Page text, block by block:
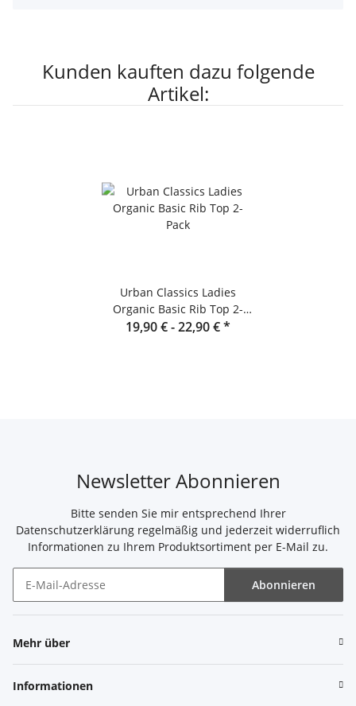
Kunden kauften dazu folgende
Artikel:
Urban Classics Ladies
Organic Basic Rib Top 2-
Pack
19,90 € -22,90 €*
Newsletter Abonnieren
Bitte senden Sie mir entsprechend Ihrer
Datenschutzerklärung regelmäßig und jederzeit widerruflich
Informationen zu Ihrem Produktsortiment per E-Mail zu.
Abonnieren
Mehr über
Informationen